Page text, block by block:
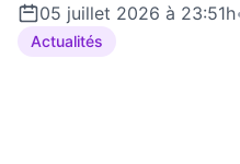
05 juillet 2026 à 23:51h
Actualités